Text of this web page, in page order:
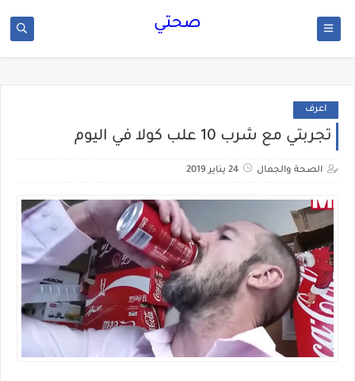
صحتي
اعرف
تجربتي مع شرب 10 علب كولا في اليوم
الصحة والجمال 24 يناير 2019